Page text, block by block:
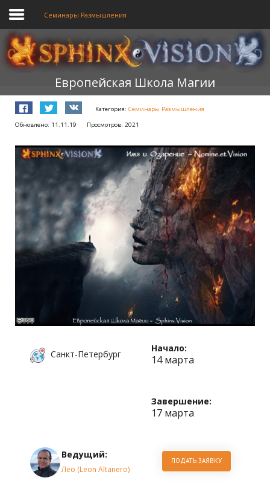
ГЛАВНАЯ
ОБУЧЕНИЕ
ТЕОРИЯ
БЛОГ
ПОДАТЬ ЗАЯВКУ
Семинары Размышления
Европейская Школа Магии
Категория:Семинары Размышления
Обновлено: 11.11.19
Просмотров: 2021
Санкт-Петербург
Начало:
14 марта
Завершение:
17 марта
Ведущий:
Лео (Leon Altanero)
ПОДАТЬ ЗАЯВКУ